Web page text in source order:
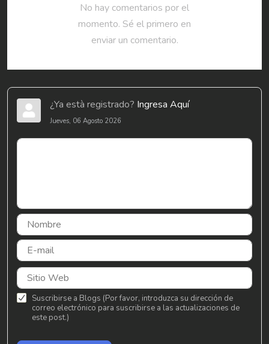
No hay comentarios por el
momento. Sé el primero en
enviar un comentario.
¿Ya està registrado? Ingresa Aquí
Jueves, 06 Agosto 2026
Suscribirse a Blogs (Por favor, introduzca su dirección de
correo electrónico para suscribirse a las actualizaciones de
este post.)